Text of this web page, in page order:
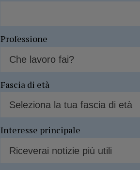
Professione
Fascia di età
Interesse principale